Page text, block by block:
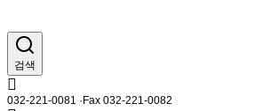
검색
032-221-0081 ·Fax 032-221-0082